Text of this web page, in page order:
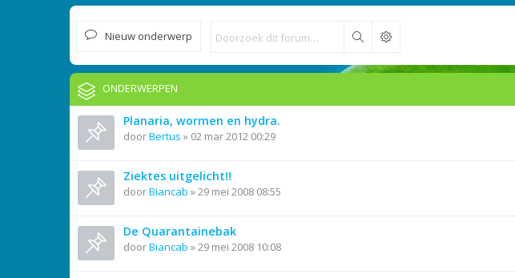
Nieuw onderwerp Zoek
ONDERWERPEN
Planaria, wormen en hydra.
doorBertus » 02 mar 2012 00:29
Ziektes uitgelicht!!
doorBiancab »29 mei 2008 08:55
De Quarantainebak
doorBiancab »29 mei 2008 10:08